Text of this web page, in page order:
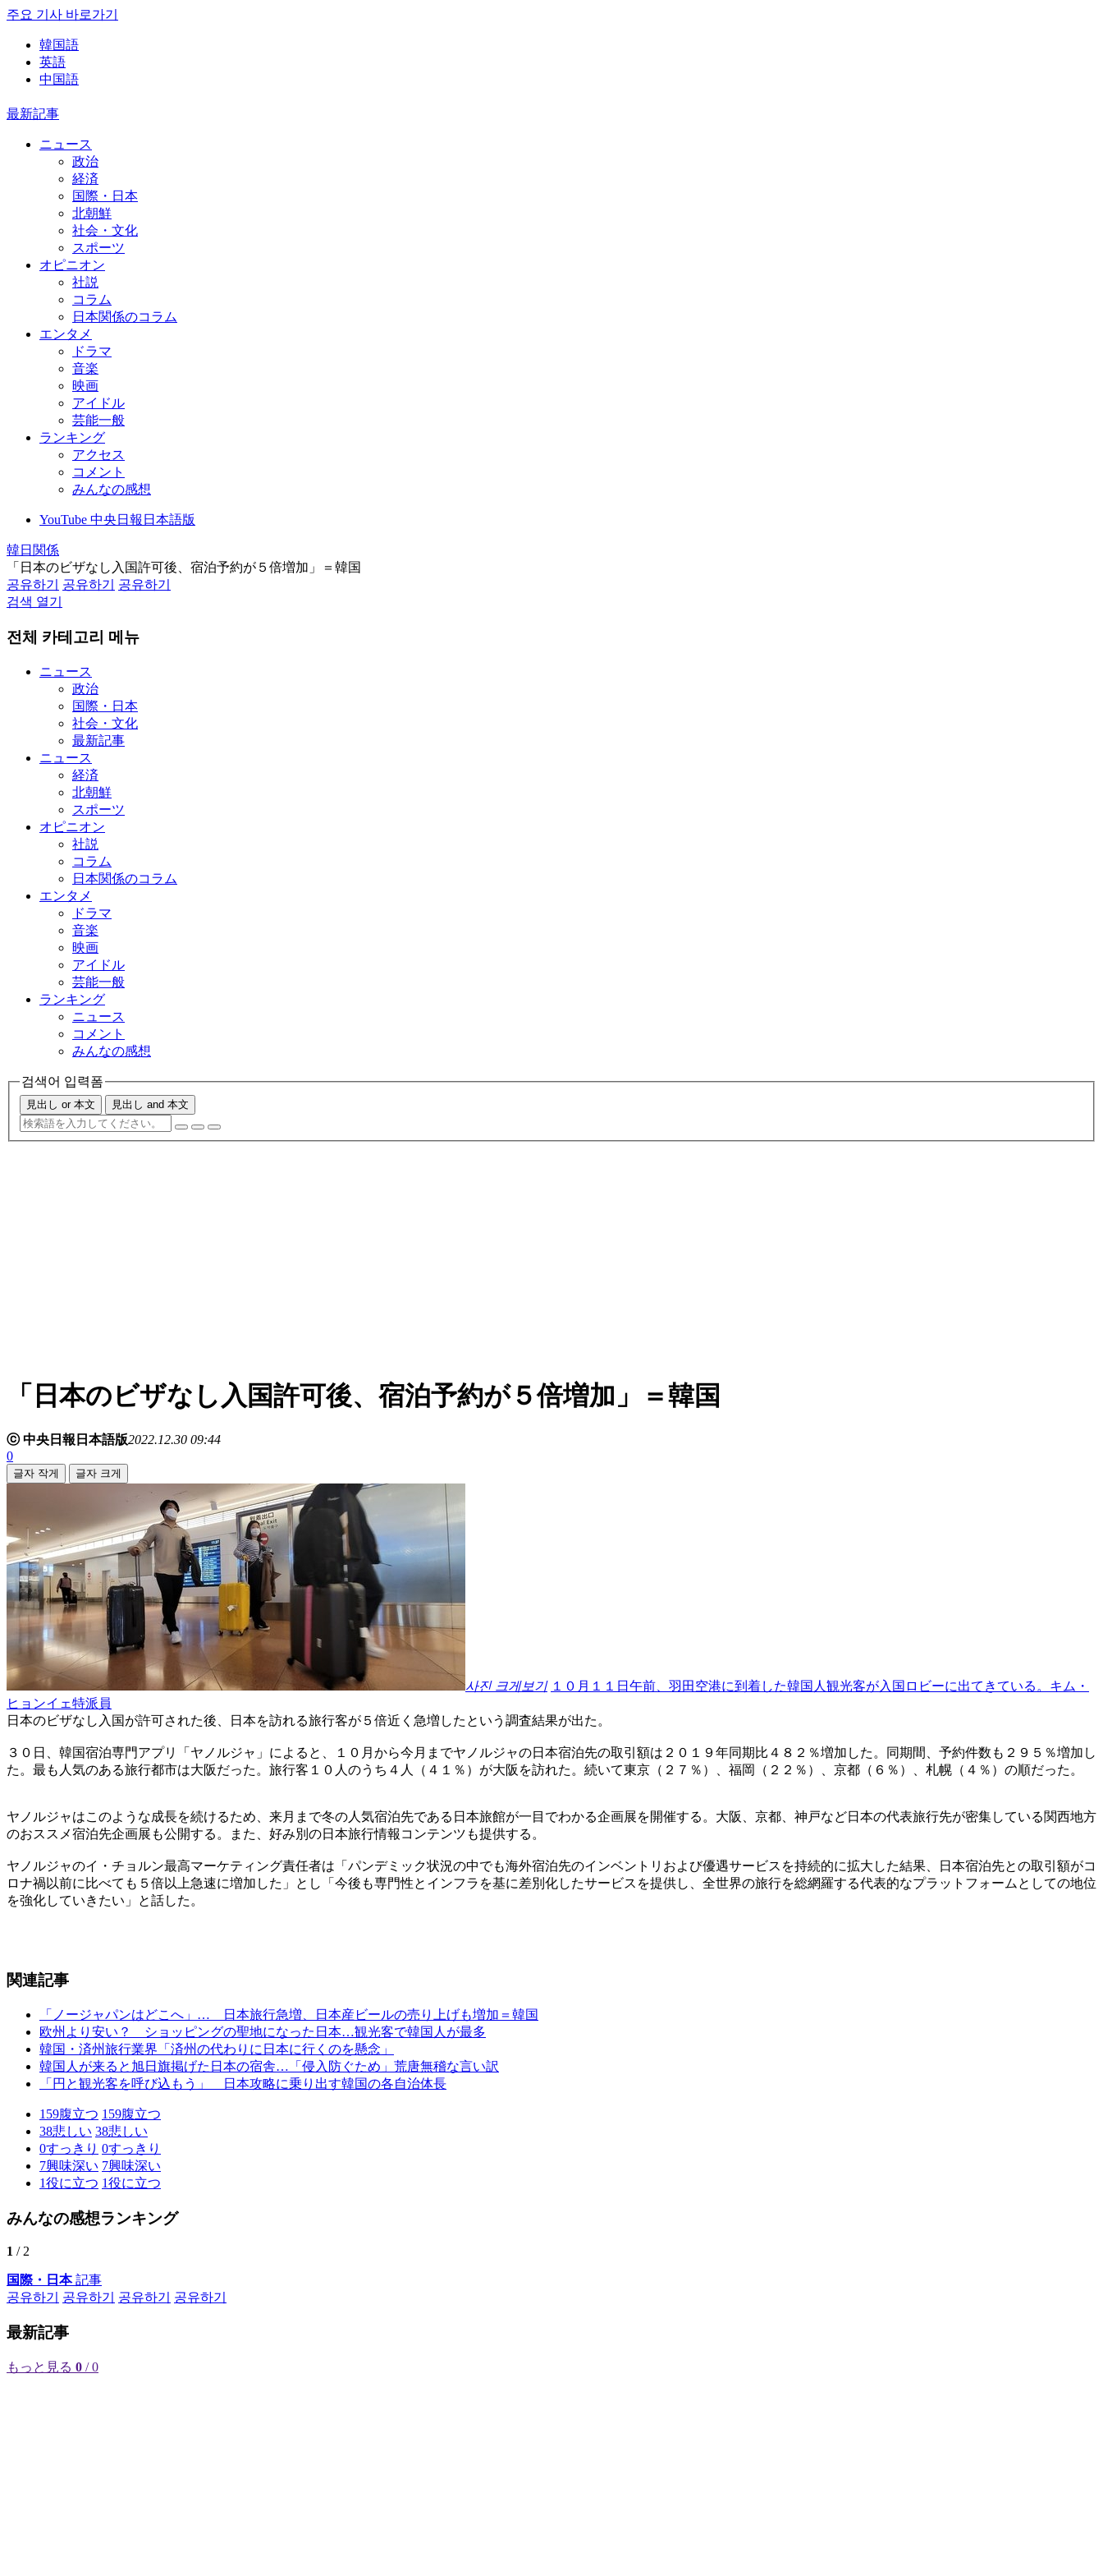
주요 기사 바로가기
韓国語
英語
中国語
最新記事
ニュース
政治
経済
国際・日本
北朝鮮
社会・文化
スポーツ
オピニオン
社説
コラム
日本関係のコラム
エンタメ
ドラマ
音楽
映画
アイドル
芸能一般
ランキング
アクセス
コメント
みんなの感想
YouTube 中央日報日本語版
韓日関係
「日本のビザなし入国許可後、宿泊予約が５倍増加」＝韓国
공유하기
공유하기
공유하기
검색 열기
전체 카테고리 메뉴
ニュース
政治
国際・日本
社会・文化
最新記事
ニュース
経済
北朝鮮
スポーツ
オピニオン
社説
コラム
日本関係のコラム
エンタメ
ドラマ
音楽
映画
アイドル
芸能一般
ランキング
ニュース
コメント
みんなの感想
검색어 입력폼
見出し or 本文 見出し and 本文
「日本のビザなし入国許可後、宿泊予約が５倍増加」＝韓国
ⓒ 中央日報日本語版2022.12.30 09:44
0
글자 작게 글자 크게
사진 크게보기 １０月１１日午前、羽田空港に到着した韓国人観光客が入国ロビーに出てきている。キム・
ヒョンイェ特派員
日本のビザなし入国が許可された後、日本を訪れる旅行客が５倍近く急増したという調査結果が出た。
３０日、韓国宿泊専門アプリ「ヤノルジャ」によると、１０月から今月までヤノルジャの日本宿泊先の取引額は２０１９年同期比４８２％増加した。同期間、予約件数も２９５％増加し
た。最も人気のある旅行都市は大阪だった。旅行客１０人のうち４人（４１％）が大阪を訪れた。続いて東京（２７％）、福岡（２２％）、京都（６％）、札幌（４％）の順だった。
ヤノルジャはこのような成長を続けるため、来月まで冬の人気宿泊先である日本旅館が一目でわかる企画展を開催する。大阪、京都、神戸など日本の代表旅行先が密集している関西地方
のおススメ宿泊先企画展も公開する。また、好み別の日本旅行情報コンテンツも提供する。
ヤノルジャのイ・チョルン最高マーケティング責任者は「パンデミック状況の中でも海外宿泊先のインベントリおよび優遇サービスを持続的に拡大した結果、日本宿泊先との取引額がコ
ロナ禍以前に比べても５倍以上急速に増加した」とし「今後も専門性とインフラを基に差別化したサービスを提供し、全世界の旅行を総網羅する代表的なプラットフォームとしての地位
を強化していきたい」と話した。
関連記事
「ノージャパンはどこへ」… 日本旅行急増、日本産ビールの売り上げも増加＝韓国
欧州より安い？ ショッピングの聖地になった日本…観光客で韓国人が最多
韓国・済州旅行業界「済州の代わりに日本に行くのを懸念」
韓国人が来ると旭日旗掲げた日本の宿舎…「侵入防ぐため」荒唐無稽な言い訳
「円と観光客を呼び込もう」 日本攻略に乗り出す韓国の各自治体長
159腹立つ 159腹立つ
38悲しい 38悲しい
0すっきり 0すっきり
7興味深い 7興味深い
1役に立つ 1役に立つ
みんなの感想ランキング
1 / 2
国際・日本記事
공유하기
공유하기 공유하기 공유하기
最新記事
もっと見る 0 / 0